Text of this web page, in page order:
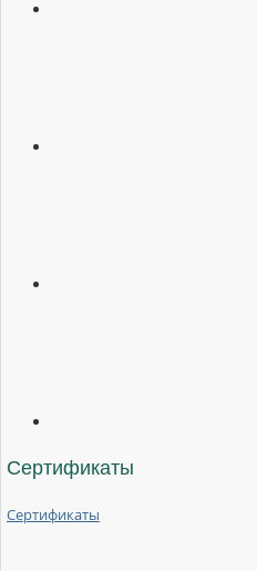
Сертификаты
Сертификаты